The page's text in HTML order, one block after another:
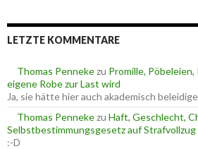
n
e
n
c
h
:
LETZTE KOMMENTARE
Thomas Pennekezu Promille,
eigene Robe zur Last wird
Ja, sie hätte hier auch akademisch
Thomas Pennekezu Haft, Geschlecht,
Selbstbestimmungsgesetz auf
:-D